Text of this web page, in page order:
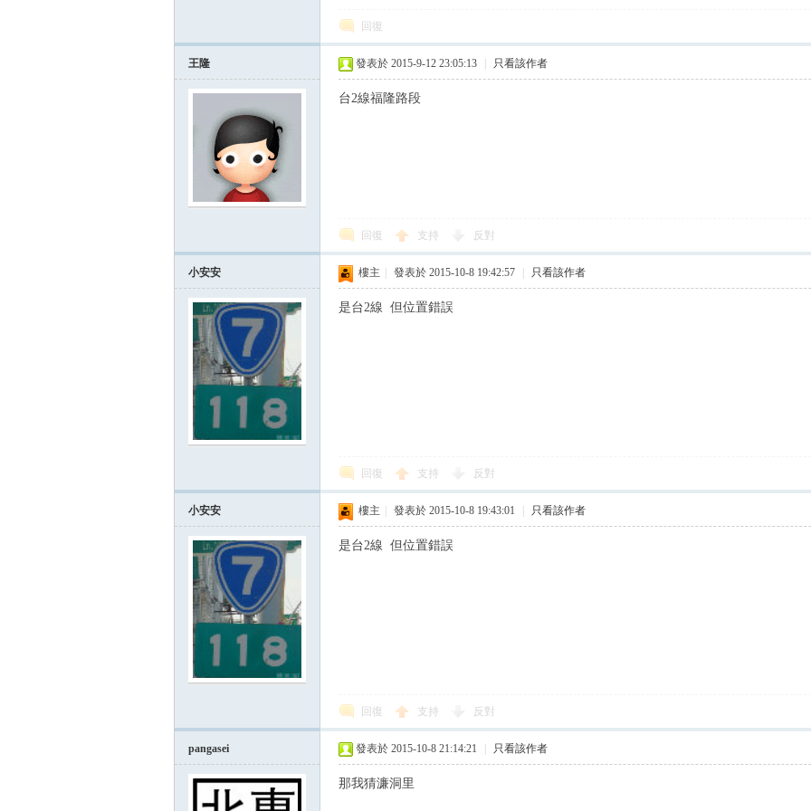
回復
王隆 發表於 2015-9-12 23:05:13 只看該作者
台2線福隆路段
回復 支持 反對
小安安 樓主 發表於 2015-10-8 19:42:57 只看該作者
是台2線 但位置錯誤
回復 支持 反對
小安安 樓主 發表於 2015-10-8 19:43:01 只看該作者
是台2線 但位置錯誤
回復 支持 反對
pangasei 發表於 2015-10-8 21:14:21 只看該作者
那我猜濂洞里